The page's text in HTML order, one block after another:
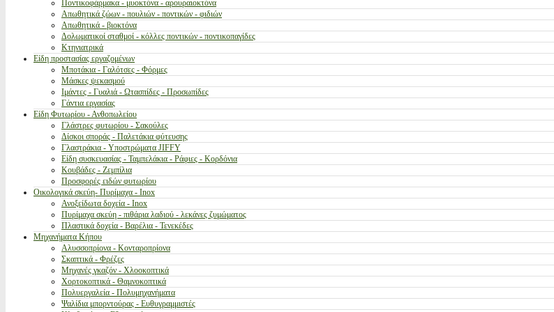
Ποντικοφάρμακα - μυοκτόνα - αρουραιοκτόνα
Απωθητικά ζώων - πουλιών - ποντικών - φιδιών
Απωθητικά - βιοκτόνα
Δολωματικοί σταθμοί - κόλλες ποντικών - ποντικοπαγίδες
Κτηνιατρικά
Είδη προστασίας εργαζομένων
Μποτάκια - Γαλότσες - Φόρμες
Μάσκες ψεκασμού
Ιμάντες - Γυαλιά - Ωτασπίδες - Προσωπίδες
Γάντια εργασίας
Είδη Φυτωρίου - Ανθοπωλείου
Γλάστρες φυτωρίου - Σακούλες
Δίσκοι σποράς - Παλετάκια φύτευσης
Γλαστράκια - Υποστρώματα JIFFY
Είδη συσκευασίας - Ταμπελάκια - Ράφιες - Κορδόνια
Κουβάδες - Ζεμπίλια
Προσφορές ειδών φυτωρίου
Οικολογικά σκεύη- Πυρίμαχα - Inox
Ανοξείδωτα δοχεία - Inox
Πυρίμαχα σκεύη - πιθάρια λαδιού - λεκάνες ζυμώματος
Πλαστικά δοχεία - Βαρέλια - Τενεκέδες
Μηχανήματα Κήπου
Αλυσσοπρίονα - Κονταροπρίονα
Σκαπτικά - Φρέζες
Μηχανές γκαζόν - Χλοοκοπτικά
Χορτοκοπτικά - Θαμνοκοπτικά
Πολυεργαλεία - Πολυμηχανήματα
Ψαλίδια μπορντούρας - Ευθυγραμμιστές